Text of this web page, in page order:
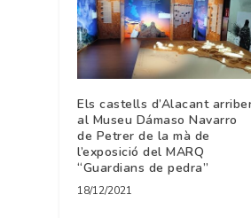
Els castells d’Alacant
al Museu Dámaso Navarro
de Petrer de la mà de
l’exposició del MARQ
“Guardians de pedra”
18/12/2021